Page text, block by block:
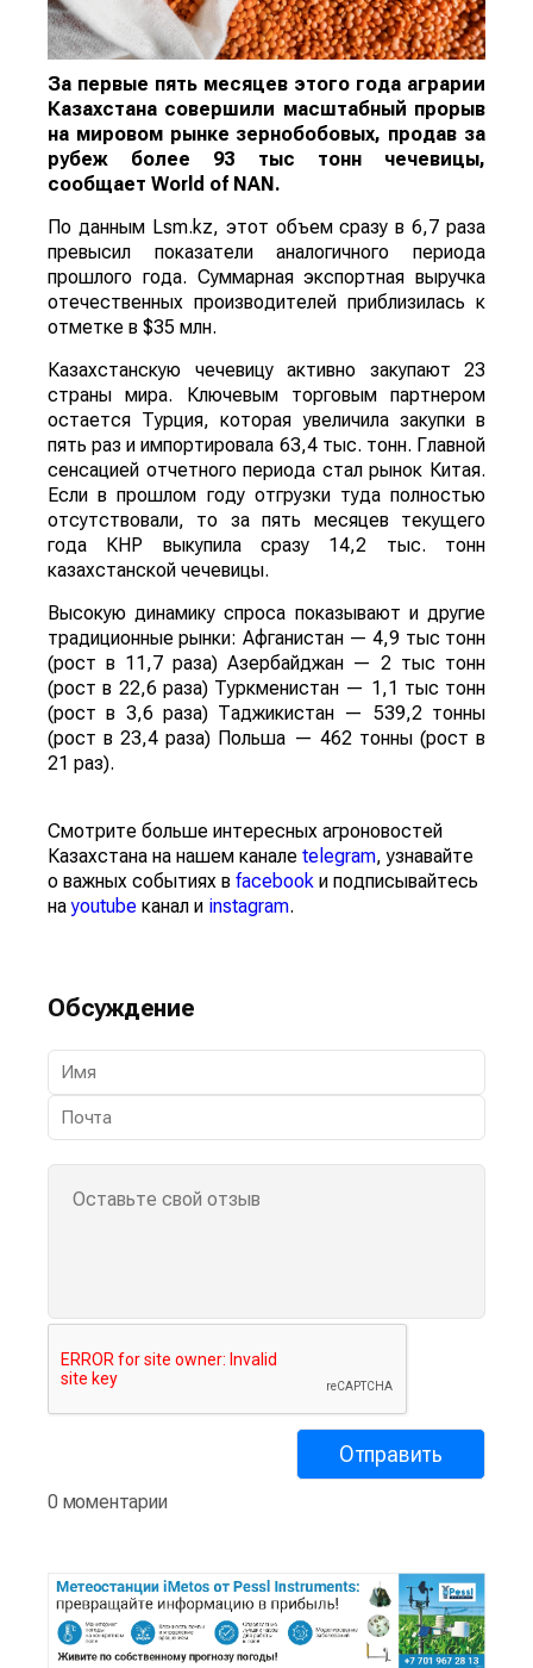
За первые пять месяцев этого года аграрии
Казахстана совершили масштабный прорыв
на мировом рынке зернобобовых, продав за
рубеж более 93 тыс тонн чечевицы,
сообщает World of NAN.
По данным Lsm.kz, этот объем сразу в 6,7 раза
превысил показатели аналогичного периода
прошлого года. Суммарная экспортная выручка
отечественных производителей приблизилась к
отметке в $35 млн.
Казахстанскую чечевицу активно закупают 23
страны мира. Ключевым торговым партнером
остается Турция, которая увеличила закупки в
пять раз и импортировала 63,4 тыс. тонн. Главной
сенсацией отчетного периода стал рынок Китая.
Если в прошлом году отгрузки туда полностью
отсутствовали, то за пять месяцев текущего
года КНР выкупила сразу 14,2 тыс. тонн
казахстанской чечевицы.
Высокую динамику спроса показывают и другие
традиционные рынки: Афганистан — 4,9 тыс тонн
(рост в 11,7 раза) Азербайджан — 2 тыс тонн
(рост в 22,6 раза) Туркменистан — 1,1 тыс тонн
(рост в 3,6 раза) Таджикистан — 539,2 тонны
(рост в 23,4 раза) Польша — 462 тонны (рост в
21 раз).
Смотрите больше интересных агроновостей
Казахстана на нашем канале telegram, узнавайте
о важных событиях в facebook и подписывайтесь
наyoutube канал и instagram.
Обсуждение
0 моментарии